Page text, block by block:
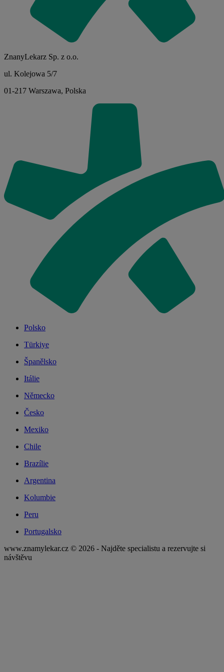
ZnanyLekarz Sp. z o.o.
ul. Kolejowa 5/7
01-217 Warszawa, Polska
Polsko
Türkiye
Španělsko
Itálie
Německo
Česko
Mexiko
Chile
Brazílie
Argentina
Kolumbie
Peru
Portugalsko
www.znamylekar.cz © 2026 - Najděte specialistu a rezervujte si
návštěvu